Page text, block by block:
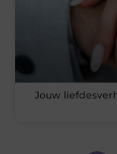
Jouw